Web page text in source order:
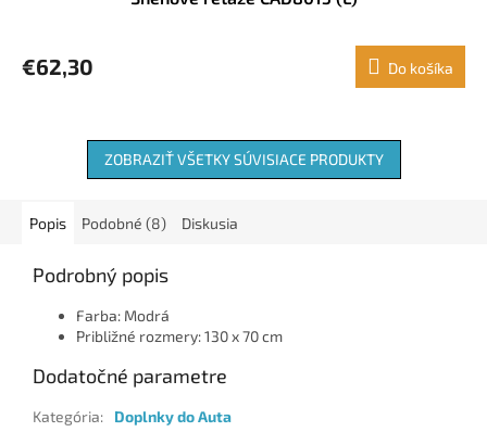
€62,30 Do košíka
ZOBRAZIŤ VŠETKY SÚVISIACE PRODUKTY
Popis Podobné (8) Diskusia
Podrobný popis
Farba: Modrá
Približné rozmery: 130 x 70 cm
Dodatočné parametre
Kategória:
Doplnky do Auta